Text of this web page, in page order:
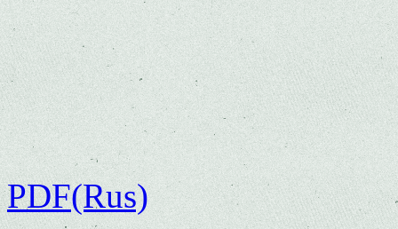
PDF(Rus)